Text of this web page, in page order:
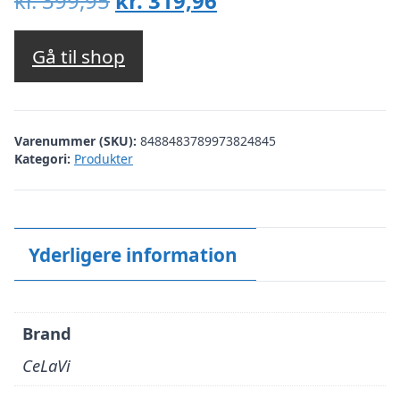
oprindelige
pris
var:
kr. 399,95.kr. 319,96.
Gå til shop
Varenummer (SKU): 8488483789973824845
Kategori: Produkter
Yderligere information
Brand
CeLaVi